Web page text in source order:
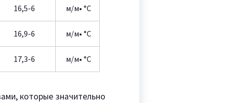
16,5-6 м/м• °C
16,9-6 м/м• °C
17,3-6 м/м• °C
которые значительно